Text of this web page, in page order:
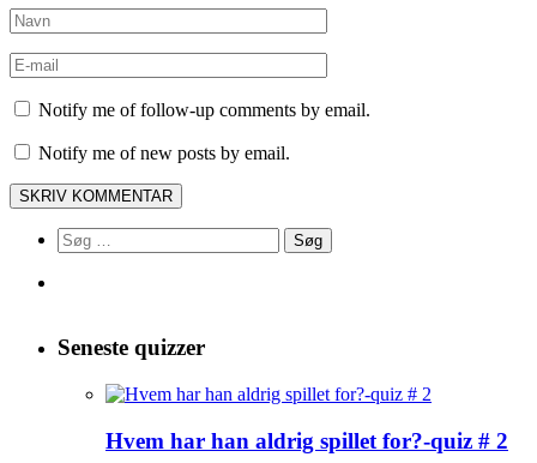
Notify me of follow-up comments by email.
Notify me of new posts by email.
Søg
efter:
Seneste quizzer
Hvem har han aldrig spillet for?-quiz # 2